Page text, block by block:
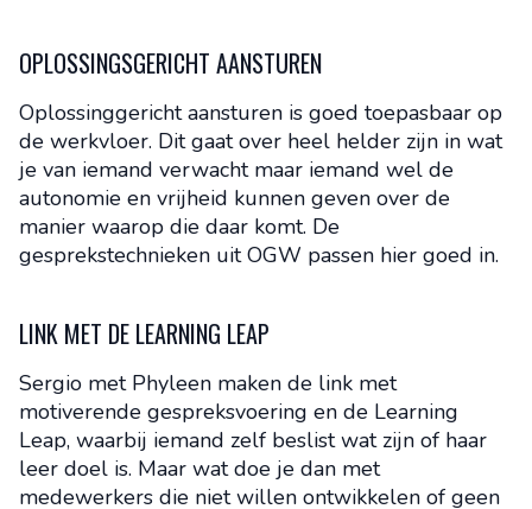
OPLOSSINGSGERICHT AANSTUREN
Oplossinggericht aansturen is goed toepasbaar op
de werkvloer. Dit gaat over heel helder zijn in wat
je van iemand verwacht maar iemand wel de
autonomie en vrijheid kunnen geven over de
manier waarop die daar komt. De
gesprekstechnieken uit OGW passen hier goed in.
LINK MET DE LEARNING LEAP
Sergio met Phyleen maken de link met
motiverende gespreksvoering en de Learning
Leap, waarbij iemand zelf beslist wat zijn of haar
leer doel is. Maar wat doe je dan met
medewerkers die niet willen ontwikkelen of geen